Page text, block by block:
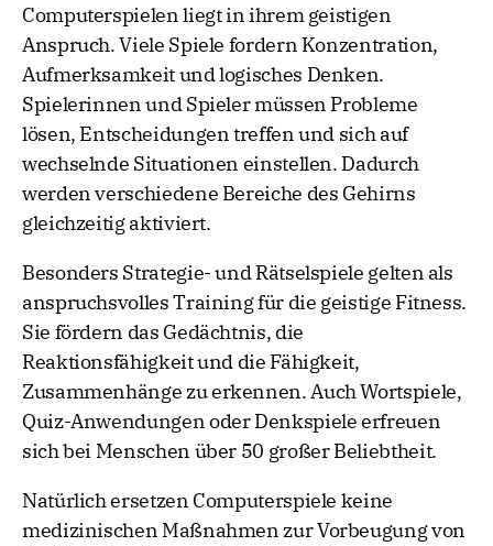
Computerspielen liegt in ihrem geistigen
Anspruch. Viele Spiele fordern Konzentration,
Aufmerksamkeit und logisches Denken.
Spielerinnen und Spieler müssen Probleme
lösen, Entscheidungen treffen und sich auf
wechselnde Situationen einstellen. Dadurch
werden verschiedene Bereiche des Gehirns
gleichzeitig aktiviert.
Besonders Strategie- und Rätselspiele gelten als
anspruchsvolles Training für die geistige Fitness.
Sie fördern das Gedächtnis, die
Reaktionsfähigkeit und die Fähigkeit,
Zusammenhänge zu erkennen. Auch Wortspiele,
Quiz-Anwendungen oder Denkspiele erfreuen
sich bei Menschen über 50 großer Beliebtheit.
Natürlich ersetzen Computerspiele keine
medizinischen Maßnahmen zur Vorbeugung von